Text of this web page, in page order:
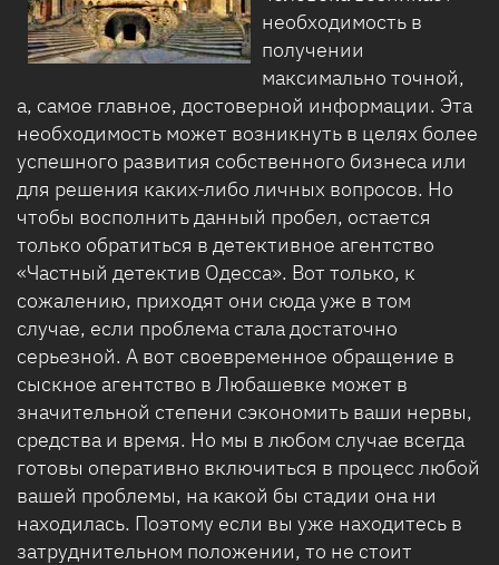
необходимость в
получении
максимально точной,
а, самое главное, достоверной информации. Эта
необходимость может возникнуть в целях более
успешного развития собственного бизнеса или
для решения каких-либо личных вопросов. Но
чтобы восполнить данный пробел, остается
только обратиться в детективное агентство
«Частный детектив Одесса». Вот только, к
сожалению, приходят они сюда уже в том
случае, если проблема стала достаточно
серьезной. А вот своевременное обращение в
сыскное агентство в Любашевке может в
значительной степени сэкономить ваши нервы,
средства и время. Но мы в любом случае всегда
готовы оперативно включиться в процесс любой
вашей проблемы, на какой бы стадии она ни
находилась. Поэтому если вы уже находитесь в
затруднительном положении, то не стоит